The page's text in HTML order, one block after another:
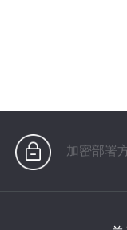
加密部署